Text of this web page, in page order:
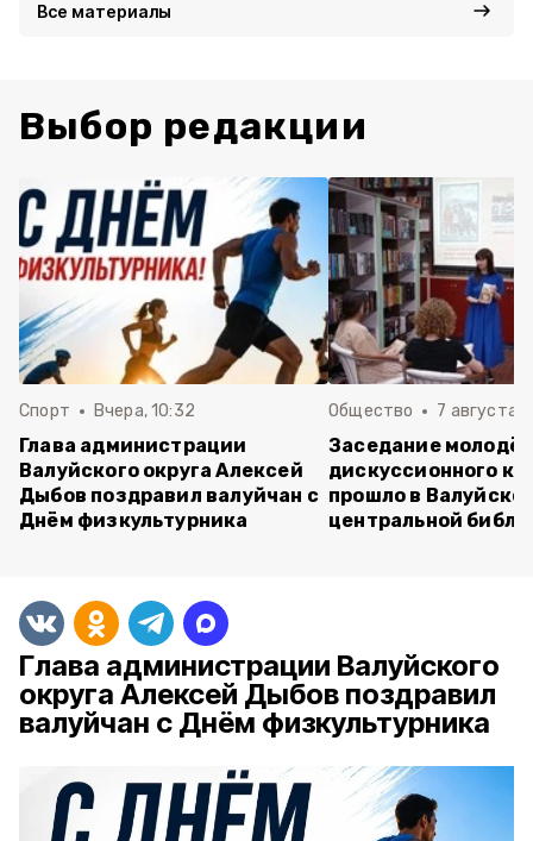
Все материалы
Выбор редакции
Спорт Вчера, 10:32
Глава администрации
Валуйского округа Алексей
Дыбов поздравил валуйчан с
Днём физкультурника
Общество 7 августа ,
Заседание
дискуссионного
прошло в
центральной
Глава администрации Валуйского
округа Алексей Дыбов поздравил
валуйчан с Днём физкультурника